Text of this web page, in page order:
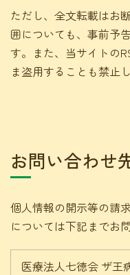
ただし、全文転載はお
囲についても、事前予
す。また、当サイトの
ま盗用することも禁止
お問い合わせ
個人情報の開示等の請
については下記までお
医療法人七徳会 ザ王